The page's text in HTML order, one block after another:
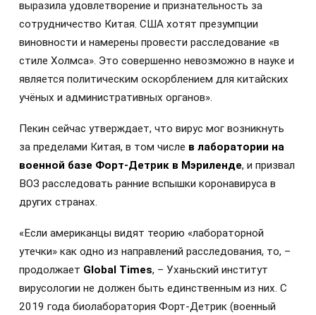
выразила удовлетворение и признательность за
сотрудничество Китая. США хотят презумпции
виновности и намерены провести расследование «в
стиле Холмса». Это совершенно невозможно в науке и
является политическим оскорблением для китайских
учёных и административных органов».
Пекин сейчас утверждает, что вирус мог возникнуть
за пределами Китая, в том числе в лаборатории на
военной базе Форт-Детрик в Мэриленде, и призвал
ВОЗ расследовать ранние вспышки коронавируса в
других странах.
«Если американцы видят теорию «лабораторной
утечки» как одно из направлений расследования, то, –
продолжает Global Times, – Уханьский институт
вирусологии не должен быть единственным из них. С
2019 года биолаборатория Форт-Детрик (военный